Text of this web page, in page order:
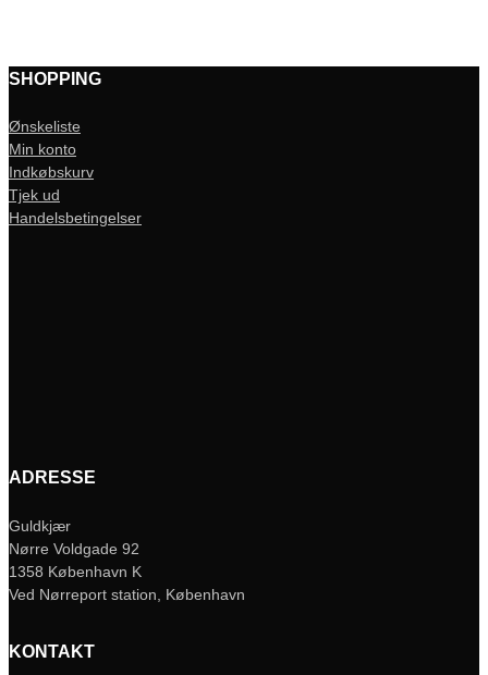
SHOPPING
Ønskeliste
Min konto
Indkøbskurv
Tjek ud
Handelsbetingelser
ADRESSE
Guldkjær
Nørre Voldgade 92
1358 København K
Ved Nørreport station, København
KONTAKT